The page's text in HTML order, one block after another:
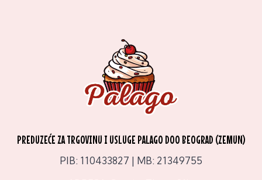
PREDUZEĆE ZA TRGOVINU I USLUGE PALAGO DOO BEOGRAD (ZEMUN)
PIB: 110433827 | MB: 21349755